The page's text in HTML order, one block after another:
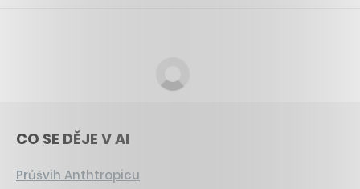
CO SE DĚJE V AI
Průšvih Anthtropicu